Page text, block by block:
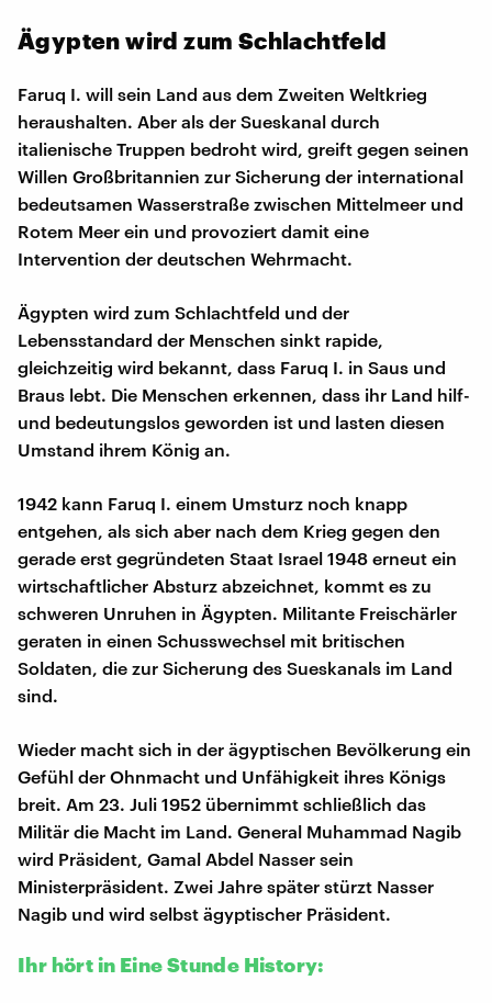
Ägypten wird zum Schlachtfeld
Faruq I. will sein Land aus dem Zweiten Weltkrieg
heraushalten. Aber als der Sueskanal durch
italienische Truppen bedroht wird, greift gegen seinen
Willen Großbritannien zur Sicherung der international
bedeutsamen Wasserstraße zwischen Mittelmeer und
Rotem Meer ein und provoziert damit eine
Intervention der deutschen Wehrmacht.
Ägypten wird zum Schlachtfeld und der
Lebensstandard der Menschen sinkt rapide,
gleichzeitig wird bekannt, dass Faruq I. in Saus und
Braus lebt. Die Menschen erkennen, dass ihr Land hilf-
und bedeutungslos geworden ist und lasten diesen
Umstand ihrem König an.
1942 kann Faruq I. einem Umsturz noch knapp
entgehen, als sich aber nach dem Krieg gegen den
gerade erst gegründeten Staat Israel 1948 erneut ein
wirtschaftlicher Absturz abzeichnet, kommt es zu
schweren Unruhen in Ägypten. Militante Freischärler
geraten in einen Schusswechsel mit britischen
Soldaten, die zur Sicherung des Sueskanals im Land
sind.
Wieder macht sich in der ägyptischen Bevölkerung ein
Gefühl der Ohnmacht und Unfähigkeit ihres Königs
breit. Am 23. Juli 1952 übernimmt schließlich das
Militär die Macht im Land. General Muhammad Nagib
wird Präsident, Gamal Abdel Nasser sein
Ministerpräsident. Zwei Jahre später stürzt Nasser
Nagib und wird selbst ägyptischer Präsident.
Ihr hört in Eine Stunde History: